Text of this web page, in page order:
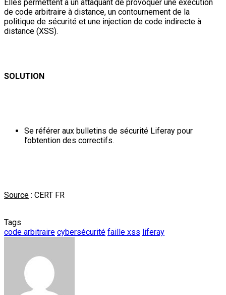
Elles permettent à un attaquant de provoquer une exécution
de code arbitraire à distance, un contournement de la
politique de sécurité et une injection de code indirecte à
distance (XSS).
SOLUTION
Se référer aux bulletins de sécurité Liferay pour
l’obtention des correctifs.
Source : CERT FR
Tags
code arbitraire cybersécurité faille xss liferay